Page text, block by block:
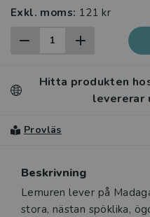
Exkl. moms: 121 kr
Hitta produkten
levererar
Provläs
Beskrivning
Beskrivning
Lemuren lever på
stora, nästan spöklika,